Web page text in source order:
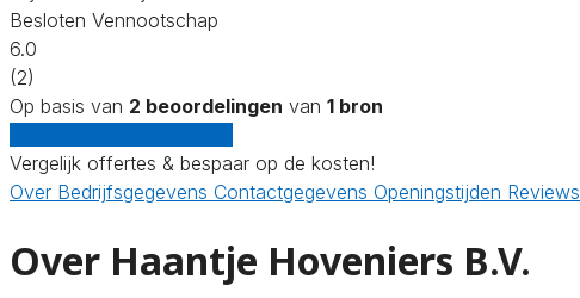
Besloten Vennootschap
6.0
(2)
Op basis van 2 beoordelingen van 1 bron
Vergelijk offertes & bespaar op de kosten!
Over Bedrijfsgegevens Contactgegevens Openingstijden Reviews
Over Haantje Hoveniers B.V.